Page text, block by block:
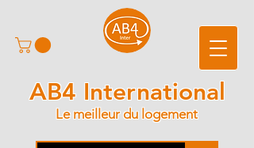
AB4 International
Le meilleur du logement